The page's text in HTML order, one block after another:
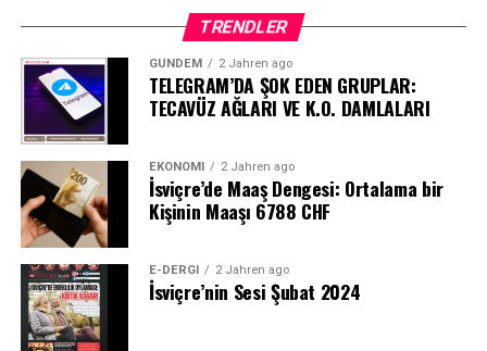
TRENDLER
GÜNDEM 2 Jahren ago
TELEGRAM’DA ŞOK EDEN GRUPLAR:
TECAVÜZ AĞLARI VE K.O. DAMLALARI
EKONOMI 2 Jahren ago
İsviçre’de Maaş Dengesi: Ortalama bir
Kişinin Maaşı 6788 CHF
E-DERGI 2 Jahren ago
İsviçre’nin Sesi Şubat 2024